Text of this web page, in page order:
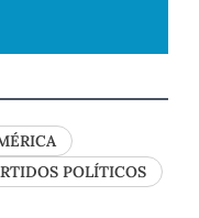
POLÍTICOS